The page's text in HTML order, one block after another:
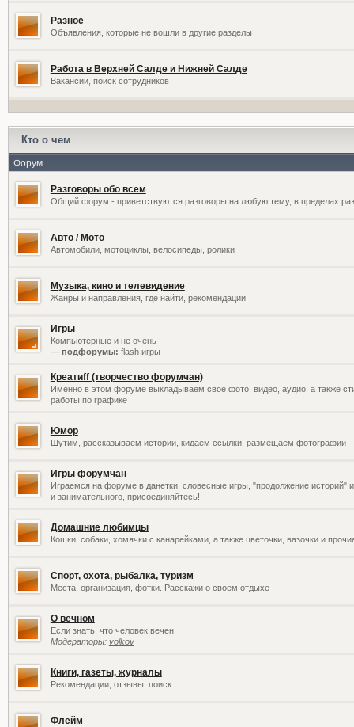
Разное
Объявления, которые не вошли в другие разделы
Работа в Верхней Салде и Нижней Салде
Вакансии, поиск сотрудников
Кто о чем
Форум
Разговоры обо всем
Общий форум - приветствуются разговоры на любую тему, в пределах
Авто / Мото
Автомобили, мотоциклы, велосипеды, ролики
Музыка, кино и телевидение
Жанры и направления, где найти, рекомендации
Игры
Компьютерные и не очень
— подфорумы: flash игры
Креатиff (творчество форумчан)
Именно в этом форуме выкладываем своё фото, видео, аудио, а также
работы по графике
Юмор
Шутим, рассказываем истории, кидаем ссылки, размещаем фотографии
Игры форумчан
Играемся на форуме в данетки, словесные игры, "продолжение историй"
и занимательного, присоединяйтесь!
Домашние любимцы
Кошки, собаки, хомячки с канарейками, а также цветочки, вазочки и
Спорт, охота, рыбалка, туризм
Места, организация, фотки. Расскажи о своем отдыхе
О вечном
Если знать, что человек вечен
Модераторы: volkov
Книги, газеты, журналы
Рекомендации, отзывы, поиск
Флейм